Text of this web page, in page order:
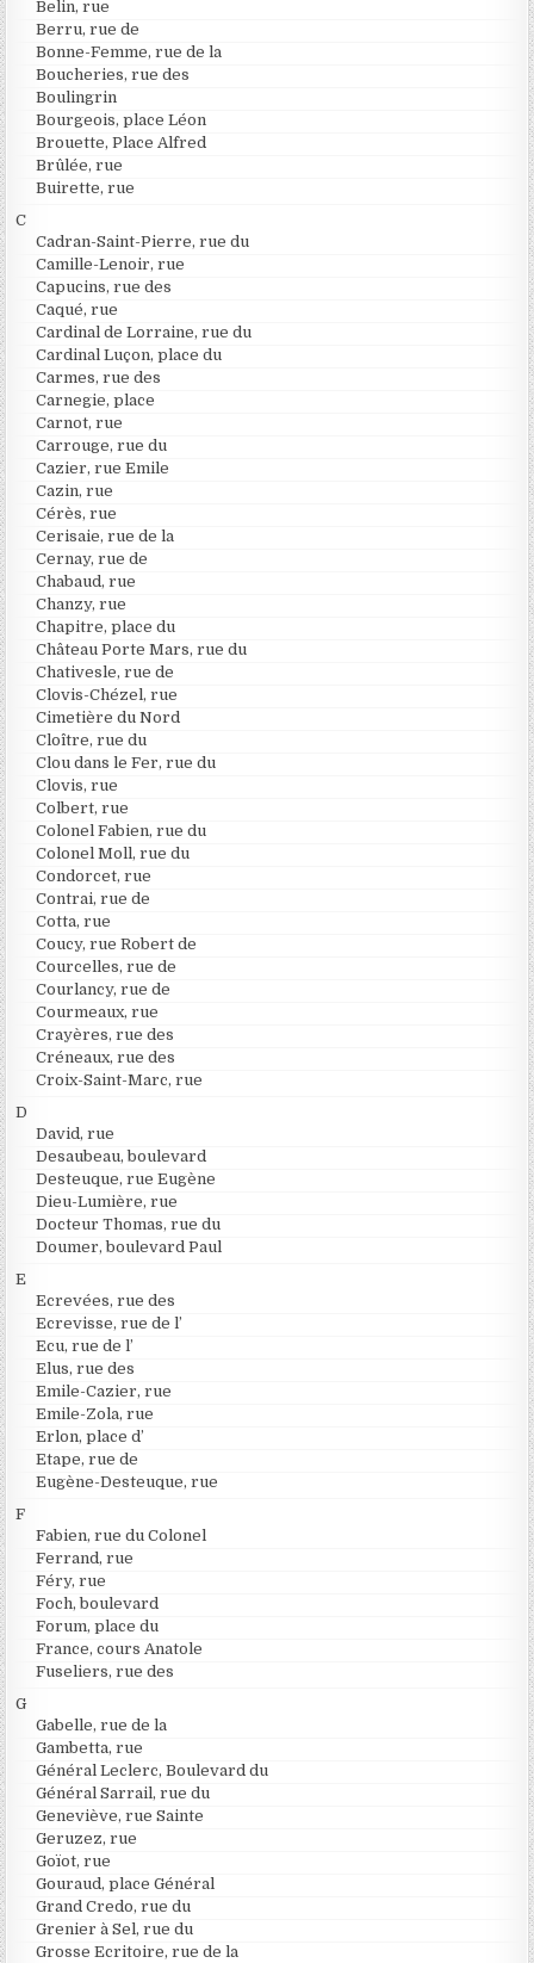
Belin, rue
Berru, rue de
Bonne-Femme, rue de la
Boucheries, rue des
Boulingrin
Bourgeois, place Léon
Brouette, Place Alfred
Brûlée, rue
Buirette, rue
C
Cadran-Saint-Pierre, rue du
Camille-Lenoir, rue
Capucins, rue des
Caqué, rue
Cardinal de Lorraine, rue du
Cardinal Luçon, place du
Carmes, rue des
Carnegie, place
Carnot, rue
Carrouge, rue du
Cazier, rue Emile
Cazin, rue
Cérès, rue
Cerisaie, rue de la
Cernay, rue de
Chabaud, rue
Chanzy, rue
Chapitre, place du
Château Porte Mars, rue du
Chativesle, rue de
Clovis-Chézel, rue
Cimetière du Nord
Cloître, rue du
Clou dans le Fer, rue du
Clovis, rue
Colbert, rue
Colonel Fabien, rue du
Colonel Moll, rue du
Condorcet, rue
Contrai, rue de
Cotta, rue
Coucy, rue Robert de
Courcelles, rue de
Courlancy, rue de
Courmeaux, rue
Crayères, rue des
Créneaux, rue des
Croix-Saint-Marc, rue
D
David, rue
Desaubeau, boulevard
Desteuque, rue Eugène
Dieu-Lumière, rue
Docteur Thomas, rue du
Doumer, boulevard Paul
E
Ecrevées, rue des
Ecrevisse, rue de l’
Ecu, rue de l’
Elus, rue des
Emile-Cazier, rue
Emile-Zola, rue
Erlon, place d’
Etape, rue de
Eugène-Desteuque, rue
F
Fabien, rue du Colonel
Ferrand, rue
Féry, rue
Foch, boulevard
Forum, place du
France, cours Anatole
Fuseliers, rue des
G
Gabelle, rue de la
Gambetta, rue
Général Leclerc, Boulevard du
Général Sarrail, rue du
Geneviève, rue Sainte
Geruzez, rue
Goïot, rue
Gouraud, place Général
Grand Credo, rue du
Grenier à Sel, rue du
Grosse Ecritoire, rue de la